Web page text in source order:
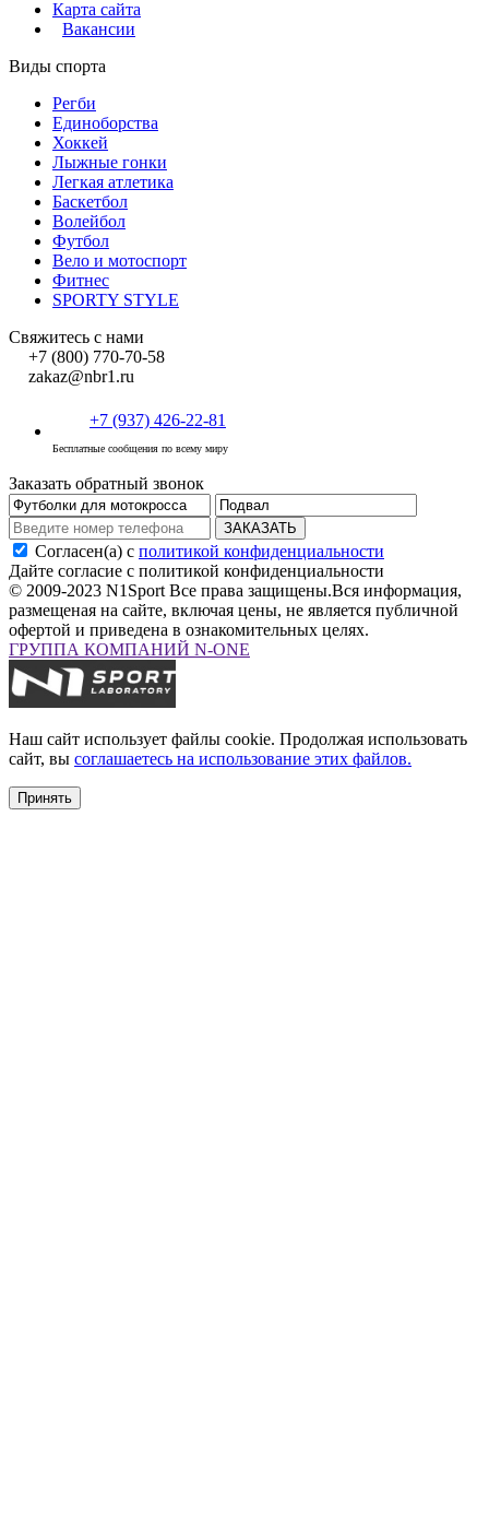
Карта сайта
Вакансии
Виды спорта
Регби
Единоборства
Хоккей
Лыжные гонки
Легкая атлетика
Баскетбол
Волейбол
Футбол
Вело и мотоспорт
Фитнес
SPORTY STYLE
Свяжитесь с нами
+7 (800) 770-70-58
zakaz@nbr1.ru
+7 (937) 426-22-81
Бесплатные сообщения по всему миру
Заказать обратный звонок
ЗАКАЗАТЬ
Согласен(а) с политикой конфиденциальности
Дайте согласие с политикой конфиденциальности
© 2009-2023 N1Sport Все права защищены.Вся информация,
размещеная на сайте, включая цены, не является публичной
офертой и приведена в ознакомительных целях.
ГРУППА КОМПАНИЙ N-ONE
Наш сайт использует файлы cookie. Продолжая использовать
сайт, вы соглашаетесь на использование этих файлов.
Принять